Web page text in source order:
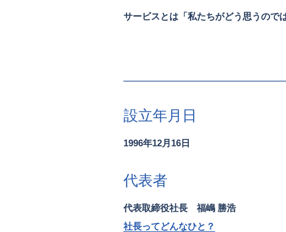
サービスとは「私たちがどう思うので
設立年月日
1996年12月16日
代表者
代表取締役社長 福嶋 勝浩
社長ってどんなひと？